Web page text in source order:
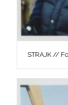
STRAJK //